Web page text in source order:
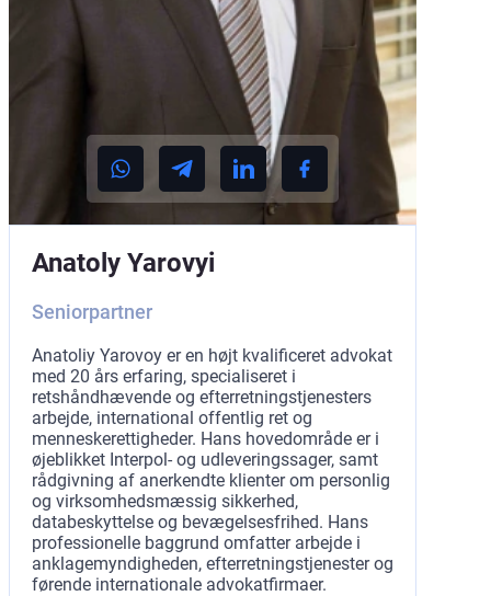
Anatoly Yarovyi
Seniorpartner
Anatoliy Yarovoy er en højt kvalificeret advokat
med 20 års erfaring, specialiseret i
retshåndhævende og efterretningstjenesters
arbejde, international offentlig ret og
menneskerettigheder. Hans hovedområde er i
øjeblikket Interpol- og udleveringssager, samt
rådgivning af anerkendte klienter om personlig
og virksomhedsmæssig sikkerhed,
databeskyttelse og bevægelsesfrihed. Hans
professionelle baggrund omfatter arbejde i
anklagemyndigheden, efterretningstjenester og
førende internationale advokatfirmaer.